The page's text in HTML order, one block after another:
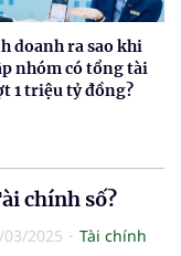
doanh ra sao khi
nhóm có tổng tài
1 triệu tỷ đồng?
chính số?
03/2025
Tài chính